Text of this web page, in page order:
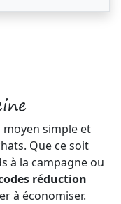
moyen simple et
Que ce soit
à la campagne ou
réduction
à économiser.